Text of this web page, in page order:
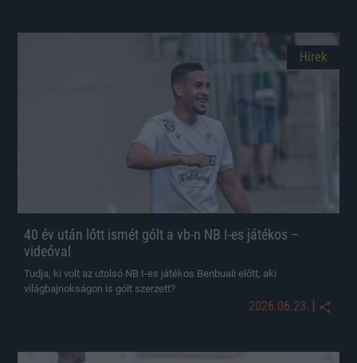
Hírek
40 év után lőtt ismét gólt a vb-n NB I-es játékos –
videóval
Tudja, ki volt az utolsó NB I-es játékos Benbuali előtt, aki
világbajnokságon is gólt szerzett?
2026.06.23. |